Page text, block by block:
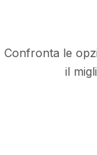
Confronta le
il